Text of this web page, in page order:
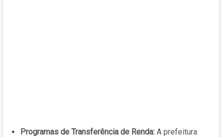
Programas de Transferência de Renda: A prefeitura